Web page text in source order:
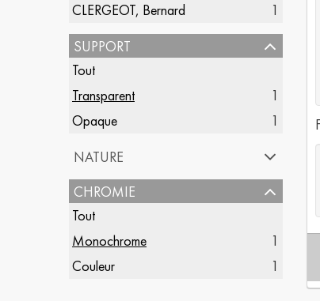
CLERGEOT, Bernard
1
support
Tout
Transparent
1
Opaque
1
nature
chromie
Tout
Monochrome
1
Couleur
1